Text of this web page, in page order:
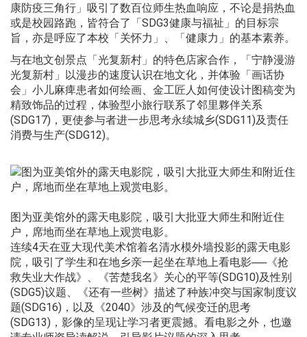
康防疫三角行」吸引了数百位师生热血响应，不论是捐热血
或是校园路跑，皆符合了「SDG3健康与福祉」的目标宗
旨，亦是呼应了本校「关怀力」、「健康力」的基本素养。
与在地文创景点「光复新村」的特色店家合作，「宁静漫游
光复新村」以漫步的速度认识在地文化，并体验「画话协
会」小儿麻痺患者如何绘画、金工匠人如何使设计图稿变为
精致饰品的过程，体验型小旅行联系了邻里夥伴关系
(SDG17)，更使参与者进一步思考永续城乡(SDG11)及责任
消费与生产(SDG12)。
图为亚美馆外的露天电影院，吸引大批亚大师生和附近住
户，席地而坐在草地上观赏电影。
连续4天在亚大现代美术馆着名清水模外墙投影的露天电影
院，吸引了学生和在地乡亲一起坐在草地上看电影──《抢
救失业大作战》、《苦楚我名》关心的平等(SDG10)及性别
(SDG5)议题、《还有一些树》描述了种族冲突与国家制度议
题(SDG16)，以及《2040》涉及的气候变迁的思考
(SDG13)，影像的呈现让学习者更震撼。看电影之外，也邀